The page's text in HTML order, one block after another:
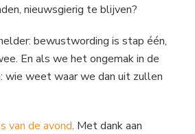
nieuwsgierig te blijven?
bewustwording is stap één,
En als we het ongemak in de
wie weet waar we dan uit zullen
van de avond. Met dank aan